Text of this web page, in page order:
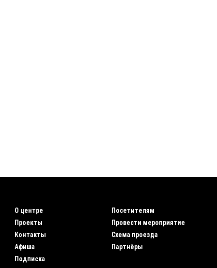
О центре
Проекты
Контакты
Афиша
Подписка
Посетителям
Провести мероприятие
Схема проезда
Партнёры